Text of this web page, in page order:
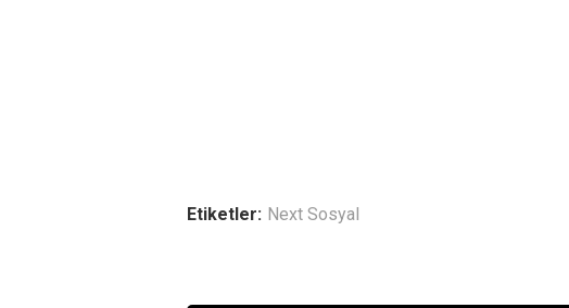
Etiketler: Next Sosyal